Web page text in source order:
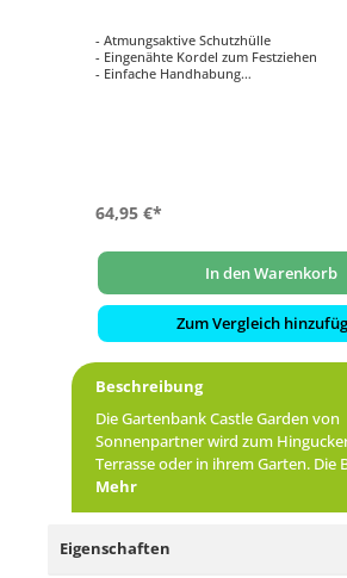
- Atmungsaktive Schutzhülle
- Eingenähte Kordel zum Festziehen
- Einfache Handhabung
64,95 €*
In den Warenkorb
Zum Vergleich
Beschreibung
Die Gartenbank Castle Garden von
Sonnenpartner wird zum
Terrasse oder in ihrem Garten. Die
Mehr
Eigenschaften